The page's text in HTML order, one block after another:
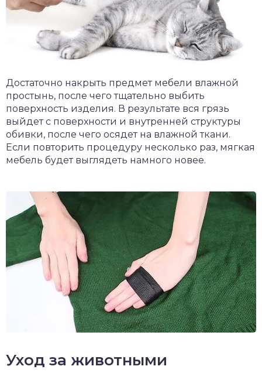
Достаточно накрыть предмет мебели влажной
простынь, после чего тщательно выбить
поверхность изделия. В результате вся грязь
выйдет с поверхности и внутренней структуры
обивки, после чего осядет на влажной ткани.
Если повторить процедуру несколько раз, мягкая
мебель будет выглядеть намного новее.
Уход за животными